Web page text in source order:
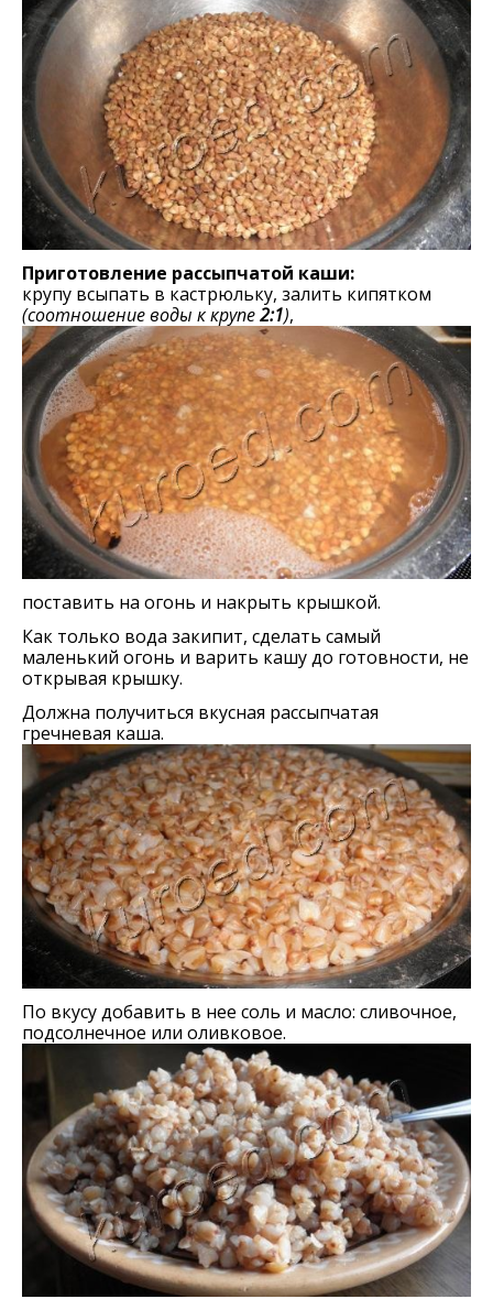
Приготовление рассыпчатой каши:
крупу всыпать в кастрюльку, залить кипятком
(соотношение воды к крупе2:1),
поставить на огонь и накрыть крышкой.
Как только вода закипит, сделать самый
маленький огонь и варить кашу до готовности, не
открывая крышку.
Должна получиться вкусная рассыпчатая
гречневая каша.
По вкусу добавить в нее соль и масло: сливочное,
подсолнечное или оливковое.